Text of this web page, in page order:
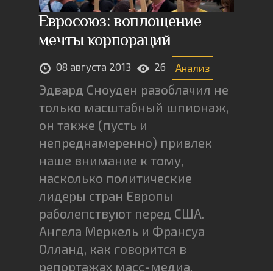
Евросоюз: воплощение
мечты корпораций
08 августа 2013 26 Анализ
Эдвард Сноуден разоблачил не
только масштабный шпионаж,
он также (пусть и
непреднамеренно) привлек
наше внимание к тому,
насколько политические
лидеры стран Европы
раболепствуют перед США.
Ангела Меркель и Франсуа
Олланд, как говорится в
репортажах масс-медиа,